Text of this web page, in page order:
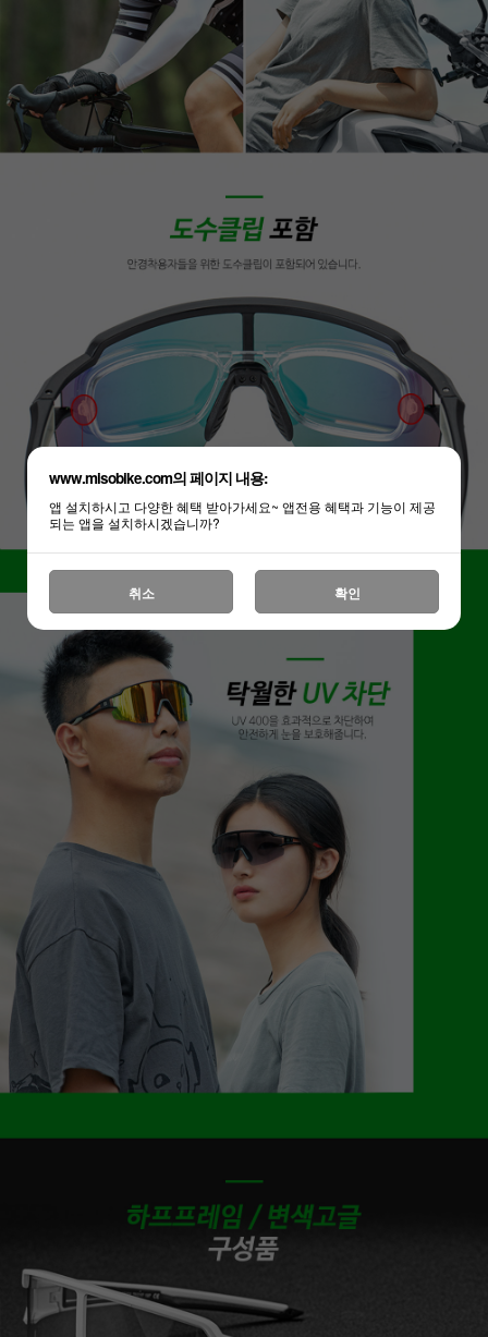
www.misobike.com의 페이지 내용:
앱 설치하시고 다양한 혜택 받아가세요~ 앱전용 혜택과 기능이 제공
되는 앱을 설치하시겠습니까?
취소 확인